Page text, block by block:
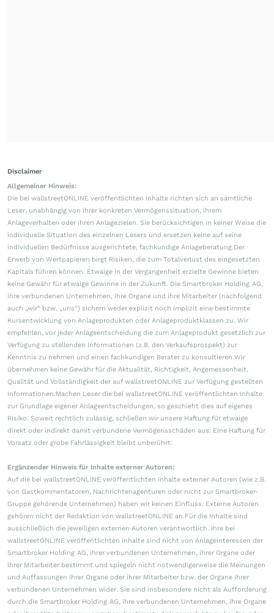
Disclaimer
Allgemeiner Hinweis:
Die bei wallstreetONLINE veröffentlichten Inhalte richten sich an sämtliche
Leser, unabhängig von ihrer konkreten Vermögenssituation, ihrem
Anlageverhalten oder ihren Anlagezielen. Sie berücksichtigen in keiner Weise die
individuelle Situation des einzelnen Lesers und ersetzen keine auf seine
individuellen Bedürfnisse ausgerichtete, fachkundige Anlageberatung.Der
Erwerb von Wertpapieren birgt Risiken, die zum Totalverlust des eingesetzten
Kapitals führen können. Etwaige in der Vergangenheit erzielte Gewinne bieten
keine Gewähr für etwaige Gewinne in der Zukunft. Die Smartbroker Holding AG,
ihre verbundenen Unternehmen, ihre Organe und ihre Mitarbeiter (nachfolgend
auch „wir“ bzw. „uns“) sichern weder explizit noch implizit eine bestimmte
Kursentwicklung von Anlageprodukten oder Anlageproduktklassen zu. Wir
empfehlen, vor jeder Anlageentscheidung die zum Anlageprodukt gesetzlich zur
Verfügung zu stellenden Informationen (z.B. den Verkaufsprospekt) zur
Kenntnis zu nehmen und einen fachkundigen Berater zu konsultieren.Wir
übernehmen keine Gewähr für die Aktualität, Richtigkeit, Angemessenheit,
Qualität und Vollständigkeit der auf wallstreetONLINE zur Verfügung gestellten
Informationen.Machen Leser die bei wallstreetONLINE veröffentlichten Inhalte
zur Grundlage eigener Anlageentscheidungen, so geschieht dies auf eigenes
Risiko. Soweit rechtlich zulässig, schließen wir unsere Haftung für etwaige
direkt oder indirekt damit verbundene Vermögensschäden aus. Eine Haftung für
Vorsatz oder grobe Fahrlässigkeit bleibt unberührt.
Ergänzender Hinweis für Inhalte externer Autoren:
Auf die bei wallstreetONLINE veröffentlichten Inhalte externer Autoren (wie z.B.
von Gastkommentatoren, Nachrichtenagenturen oder nicht zur Smartbroker-
Gruppe gehörende Unternehmen) haben wir keinen Einfluss. Externe Autoren
gehören nicht der Redaktion von wallstreetONLINE an.Für die Inhalte sind
ausschließlich die jeweiligen externen Autoren verantwortlich. Ihre bei
wallstreetONLINE veröffentlichten Inhalte sind nicht von Anlageinteressen der
Smartbroker Holding AG, ihrer verbundenen Unternehmen, ihrer Organe oder
ihrer Mitarbeiter bestimmt und spiegeln nicht notwendigerweise die Meinungen
und Auffassungen ihrer Organe oder ihrer Mitarbeiter bzw. der Organe ihrer
verbundenen Unternehmen wider. Sie sind insbesondere nicht als Aufforderung
durch die Smartbroker Holding AG, ihre verbundenen Unternehmen, ihre Organe